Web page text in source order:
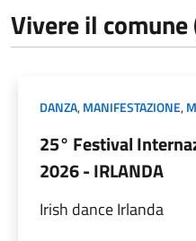
Vivere il
DANZA,MANIFESTAZIONE,
25° Festival
2026 - IRLANDA
Irish dance Irlanda